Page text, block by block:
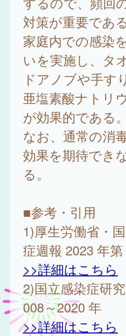
対策が重要である
家庭内での感染
いを実施し、タ
ドアノブや手す
亜塩素酸ナトリ
が効果的である。
なお、通常の消
効果を期待でき
る。
■参考・引用
1)厚生労働省・
症週報 2023 年第
>>詳細はこちら
2)国立感染症研
008～2020 年
>>詳細はこちら